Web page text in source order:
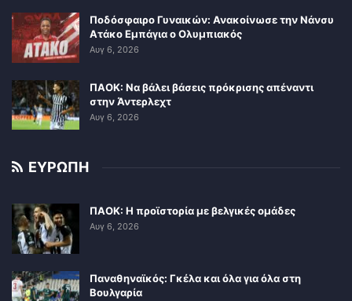
Ποδόσφαιρο Γυναικών: Ανακοίνωσε την Νάνσυ
Ατάκο Εμπάγια ο Ολυμπιακός
Αυγ 6, 2026
ΠΑΟΚ: Να βάλει βάσεις πρόκρισης απέναντι
στην Άντερλεχτ
Αυγ 6, 2026
ΕΥΡΩΠΗ
ΠΑΟΚ: Η προϊστορία με βελγικές ομάδες
Αυγ 6, 2026
Παναθηναϊκός: Γκέλα και όλα για όλα στη
Βουλγαρία